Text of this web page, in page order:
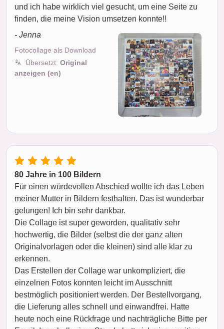
und ich habe wirklich viel gesucht, um eine Seite zu
finden, die meine Vision umsetzen konnte!!
- Jenna
Fotocollage als Download
Übersetzt: Original
anzeigen (en)
80 Jahre in 100 Bildern
Für einen würdevollen Abschied wollte ich das Leben
meiner Mutter in Bildern festhalten. Das ist wunderbar
gelungen! Ich bin sehr dankbar.
Die Collage ist super geworden, qualitativ sehr
hochwertig, die Bilder (selbst die der ganz alten
Originalvorlagen oder die kleinen) sind alle klar zu
erkennen.
Das Erstellen der Collage war unkompliziert, die
einzelnen Fotos konnten leicht im Ausschnitt
bestmöglich positioniert werden. Der Bestellvorgang,
die Lieferung alles schnell und einwandfrei. Hatte
heute noch eine Rückfrage und nachträgliche Bitte per